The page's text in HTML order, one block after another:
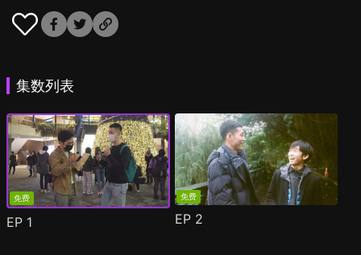
集数列表
免费
EP 1
免费
EP 2